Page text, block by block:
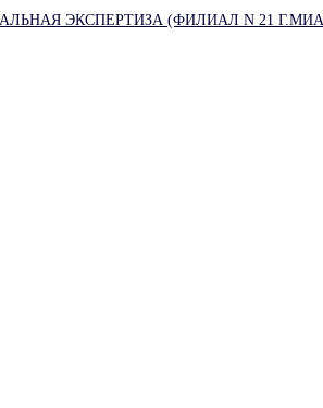
ЭКСПЕРТИЗА (ФИЛИАЛ N 21